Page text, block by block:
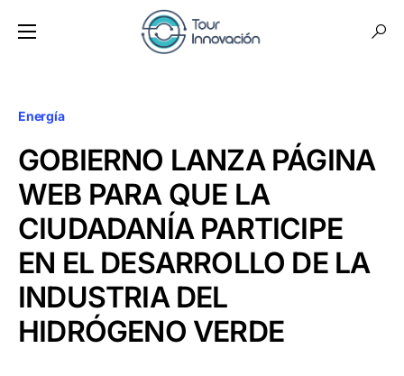
Energía
GOBIERNO LANZA PÁGINA
WEB PARA QUE LA
CIUDADANÍA PARTICIPE
EN EL DESARROLLO DE LA
INDUSTRIA DEL
HIDRÓGENO VERDE